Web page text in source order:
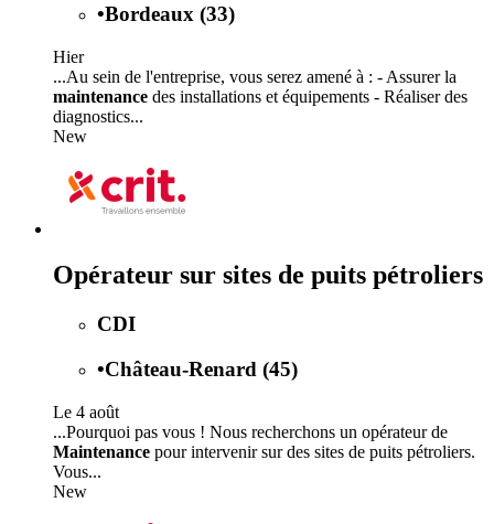
•Bordeaux (33)
Hier
...Au sein de l'entreprise, vous serez amené à : - Assurer la
maintenance des installations et équipements - Réaliser des
diagnostics...
New
Opérateur sur sites de puits pétroliers
CDI
•Château-Renard (45)
Le 4 août
...Pourquoi pas vous ! Nous recherchons un opérateur de
Maintenance pour intervenir sur des sites de puits pétroliers.
Vous...
New